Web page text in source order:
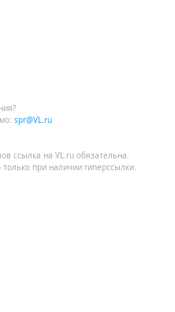
spr@VL.ru
ссылка на VL.ru обязательна.
при наличии гиперссылки.